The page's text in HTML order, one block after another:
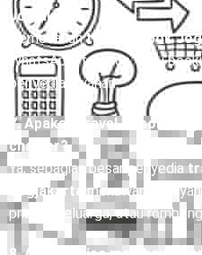
6. Bagaimana cara
Jogjakarta?
Pemesanantravel Depok
WhatsApp, telepon, atau
penyedia layanan.
7. Apakah travel Depok
charter?
Ya, sebagian besar penyedia
Jogjakartamenawarkan
pribadi, keluarga, atau